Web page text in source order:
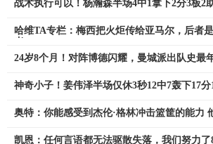
战术执行可以！杨瀚森半场4中1拿下2分3板2
哈维TA专栏：梅西把火炬传给亚马尔，后者
24岁8个月！对阵博德闪耀，曼城派出队史最
神奇小子！姜伟泽半场仅休3秒12中7轰下17
奥特：你能感受到杰伦·格林冲击篮筐的能力
凯恩：任何言语都无法驱散失落，我们努力